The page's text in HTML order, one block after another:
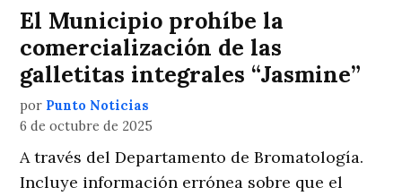
El Municipio prohíbe la
comercialización de las
galletitas integrales “Jasmine”
por Punto Noticias
6 de octubre de 2025
A través del Departamento de Bromatología.
Incluye información errónea sobre que el